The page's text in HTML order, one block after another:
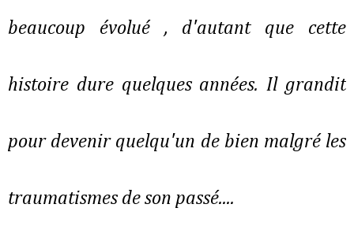
beaucoup évolué , d'autant que cette
histoire dure quelques années. Il grandit
pour devenir quelqu'un de bien malgré les
traumatismes de son passé....